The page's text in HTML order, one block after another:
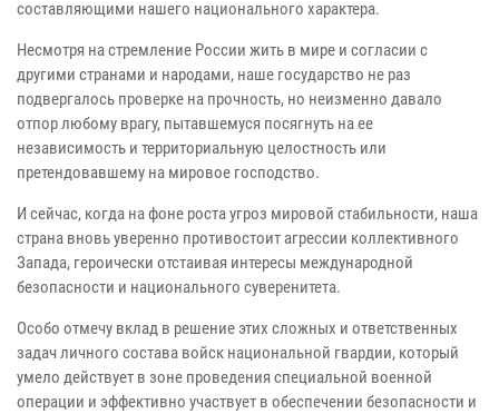
составляющими нашего национального характера.
Несмотря на стремление России жить в мире и согласии с
другими странами и народами, наше государство не раз
подвергалось проверке на прочность, но неизменно давало
отпор любому врагу, пытавшемуся посягнуть на ее
независимость и территориальную целостность или
претендовавшему на мировое господство.
И сейчас, когда на фоне роста угроз мировой стабильности, наша
страна вновь уверенно противостоит агрессии коллективного
Запада, героически отстаивая интересы международной
безопасности и национального суверенитета.
Особо отмечу вклад в решение этих сложных и ответственных
задач личного состава войск национальной гвардии, который
умело действует в зоне проведения специальной военной
операции и эффективно участвует в обеспечении безопасности и